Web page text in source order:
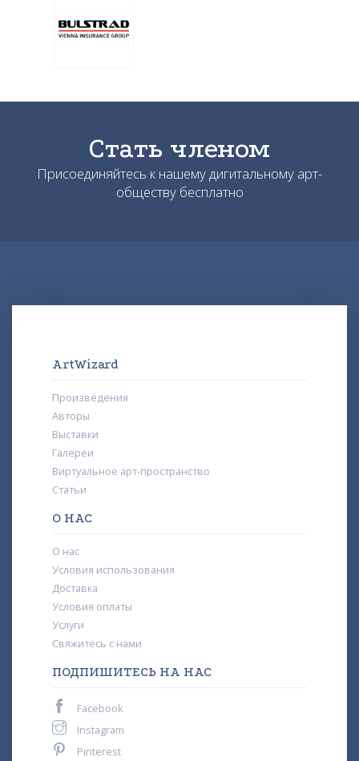
Стать членом
Присоединяйтесь к нашему дигитальному арт-
обществу бесплатно
ArtWizard
Произведения
Авторы
Выставки
Галереи
Виртуальное арт-пространство
Статьи
О НАС
О нас
Условия использования
Доставка
Условия оплаты
Услуги
Свяжитесь с нами
ПОДПИШИТЕСЬ НА НАС
Facebook
Instagram
Pinterest